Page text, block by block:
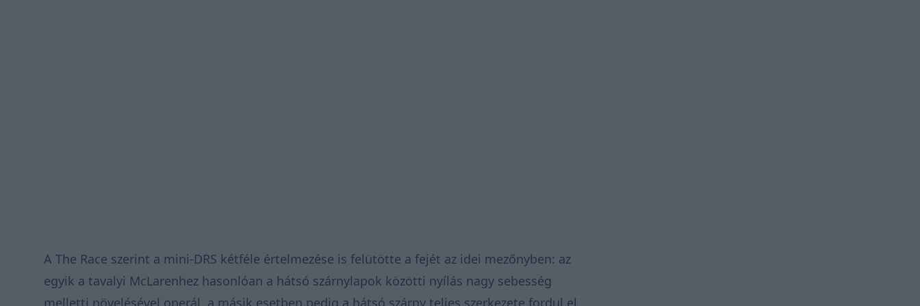
A The Race szerint a mini-DRS kétféle értelmezése is felütötte a fejét az idei mezőnyben: az
egyik a tavalyi McLarenhez hasonlóan a hátsó szárnylapok közötti nyílás nagy sebesség
melletti növelésével operál, a másik esetben pedig a hátsó szárny teljes szerkezete fordul el